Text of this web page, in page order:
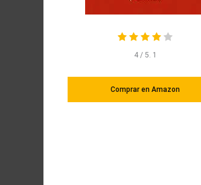
4/ 5. 1
Comprar en Amazon